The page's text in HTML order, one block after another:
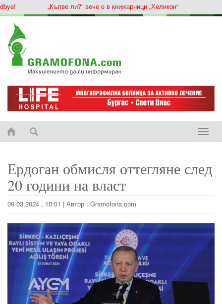
„Кълве ли?“ вече е в книжарници „Хеликон“
Toggle
Ердоган обмисля оттегляне след
20 години на власт
09.03.2024 , 10:01 | Автор : Gramofona.com